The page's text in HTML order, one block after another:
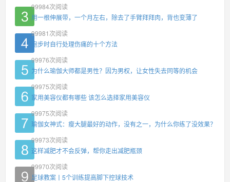
99984次阅读
用一根伸展带，一个月左右，除去了手臂拜拜肉，背也变薄了
99981 次阅读
跑步时自行处理伤痛的十个方法
99976次阅读
为什么瑜伽大师都是男性？因为男权，让女性失去同等的机会
99975次阅读
家用美容仪都有哪些 该怎么选择家用美容仪
99975次阅读
瑜伽女神式：瘦大腿最好的动作，没有之一，为什么你练了没效果？
99973次阅读
这样减肥才不会反弹，帮你走出减肥瓶颈
99970次阅读
足球教案丨5个训练提高脚下控球技术